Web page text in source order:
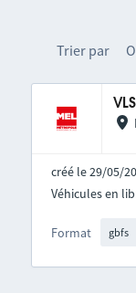
Trier par
créé le 29/05/
Format gbfs
Véhicules en